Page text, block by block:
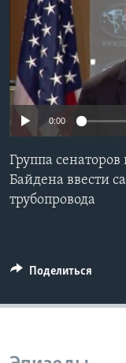
Learning English
СОЦИАЛЬНЫЕ СЕТИ
No
0:00
Группа сенаторов
Байдена ввести
трубопровода
Поделиться